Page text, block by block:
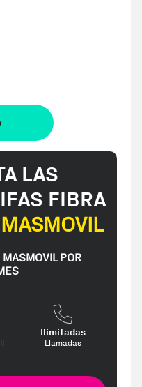
LAS
FIBRA
MASMOVIL
POR
Ilimitadas
Llamadas